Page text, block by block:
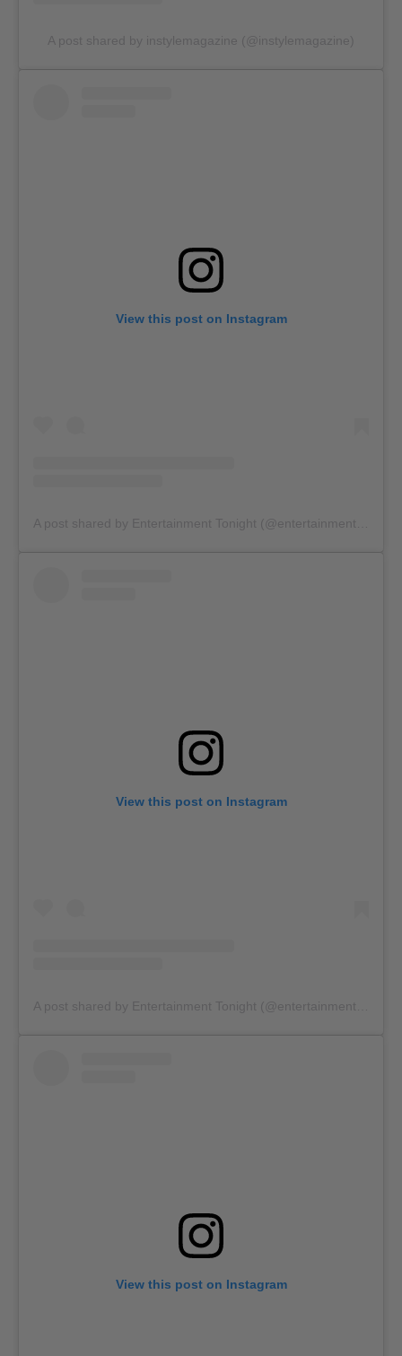
A post shared by instylemagazine (@instylemagazine)
View this post on Instagram
View this post on Instagram
View this post on Instagram